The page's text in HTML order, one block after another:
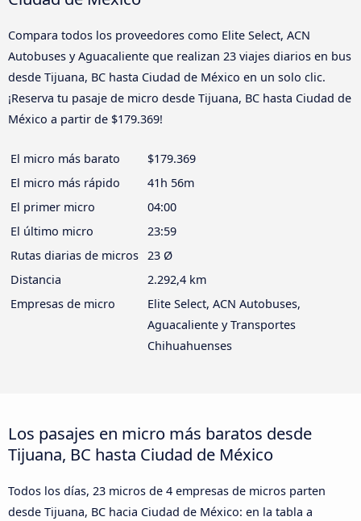
Compara todos los proveedores como Elite Select, ACN
Autobuses y Aguacaliente que realizan 23 viajes diarios en bus
desde Tijuana, BC hasta Ciudad de México en un solo clic.
¡Reserva tu pasaje de micro desde Tijuana, BC hasta Ciudad de
México a partir de $179.369!
El micro más barato
$179.369
El micro más rápido
41h 56m
El primer micro
04:00
El último micro
23:59
Rutas diarias de micros 23 Ø
Distancia
2.292,4 km
Empresas de micro
Elite Select, ACN Autobuses,
Aguacaliente y Transportes
Chihuahuenses
Los pasajes en micro más baratos desde
Tijuana, BC hasta Ciudad de México
Todos los días, 23 micros de 4 empresas de micros parten
desde Tijuana, BC hacia Ciudad de México: en la tabla a